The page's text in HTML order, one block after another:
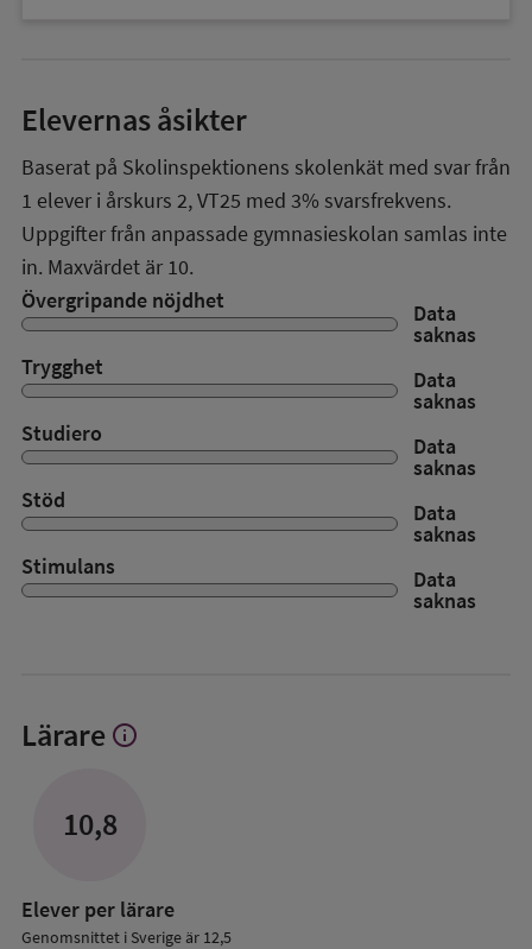
Elevernas åsikter
Baserat på Skolinspektionens skolenkät med svar från
1 elever i årskurs 2,VT25 med 3% svarsfrekvens.
Uppgifter från anpassade gymnasieskolan samlas inte
in. Maxvärdet är 10.
Övergripande nöjdhet
Data
saknas
Trygghet
Data
saknas
Studiero
Data
saknas
Stöd
Data
saknas
Stimulans
Data
saknas
Lärare Visa
info
10,8
Elever per lärare
Genomsnittet i Sverige är 12,5